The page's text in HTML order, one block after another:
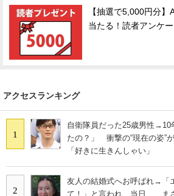
【抽選で5,000円分
当たる！読者アンケ
アクセスランキング
1
自衛隊員だった25歳男性
たの？」 衝撃の“現在の姿”
「好きに生きんしゃい」
2
友人の結婚式へお呼ばれ→「
て！」と言われ、当日……ま